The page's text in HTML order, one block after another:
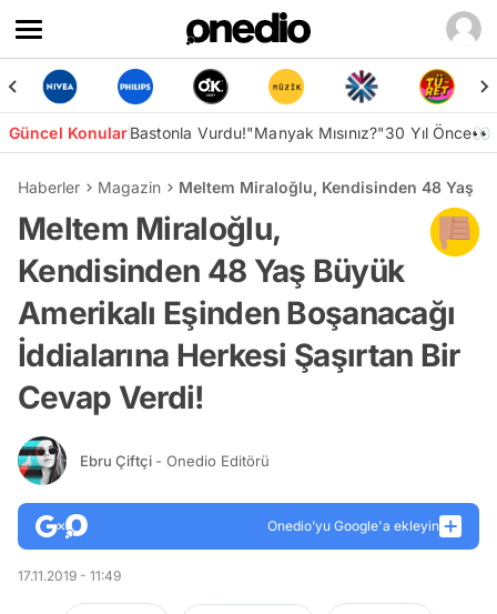
Güncel KonularBastonla Vurdu!"Manyak Mısınız?"30 Yıl Önce👀
Haberler Magazin Meltem Miraloğlu, Kendisinden 48 Yaş
Meltem Miraloğlu,
Kendisinden 48 Yaş Büyük
Amerikalı Eşinden Boşanacağı
İddialarına Herkesi Şaşırtan Bir
Cevap Verdi!
Ebru Çiftçi - Onedio Editörü
Onedio’yu Google'a ekleyin
17.11.2019 - 11:49